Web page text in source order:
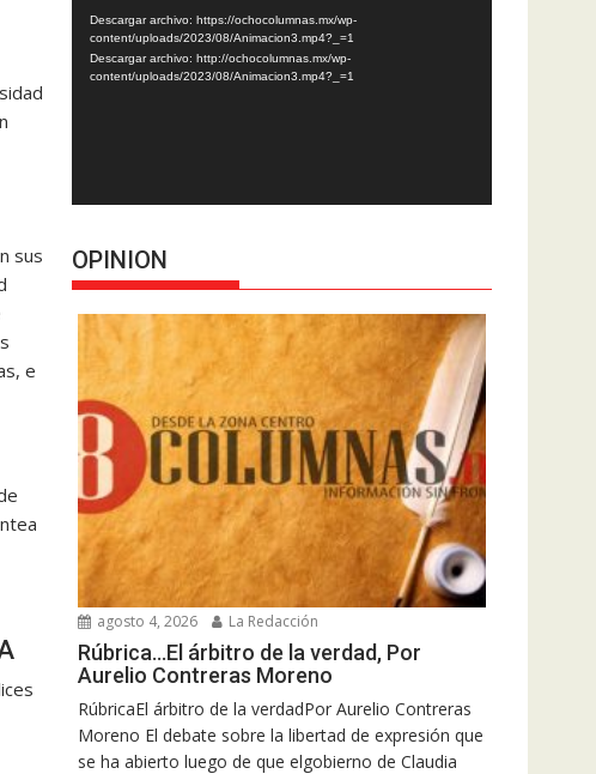
sus
e
de
vídeo
Descargar archivo: https://ochocolumnas.mx/wp-
content/uploads/2023/08/Animacion3.mp4?_=1
Descargar archivo: http://ochocolumnas.mx/wp-
content/uploads/2023/08/Animacion3.mp4?_=1
OPINION
agosto 4, 2026 La Redacción
Rúbrica…El árbitro de la verdad, Por
Aurelio Contreras Moreno
RúbricaEl árbitro de la verdadPor Aurelio Contreras
Moreno El debate sobre la libertad de expresión que
se ha abierto luego de que elgobierno de Claudia